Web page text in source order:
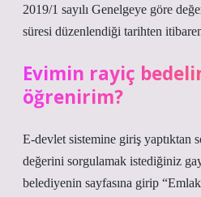
2019/1 sayılı Genelgeye göre
süresi düzenlendiği tarihten
Evimin rayiç
öğrenirim?
E-devlet sistemine giriş yaptıktan
değerini sorgulamak istediğiniz
belediyenin sayfasına girip